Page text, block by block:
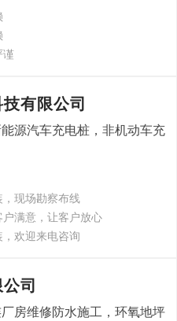
谨
有限公司
源汽车充电桩，非机动车充
现场勘察布线
满意，让客户放心
欢迎来电咨询
司
房维修防水施工，环氧地坪